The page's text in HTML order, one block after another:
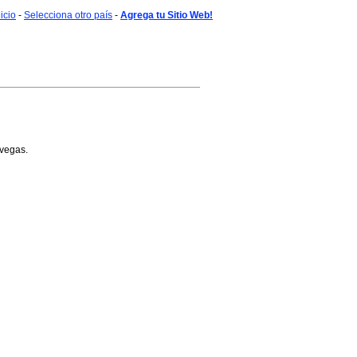
- Selecciona otro país - Agrega tu Sitio Web!